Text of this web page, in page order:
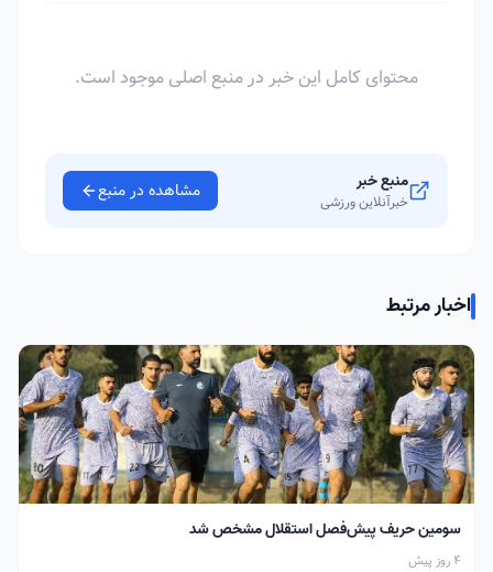
محتوای کامل این خبر در منبع اصلی موجود است.
منبع خبر
خبرآنلاین ورزشی مشاهده در منبع
اخبار مرتبط
سومین حریف پیش‌فصل استقلال مشخص شد
4 روز پیش